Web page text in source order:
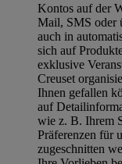
Kontos auf der
Mail, SMS oder
auch in
sich auf
exklusive
Creuset
Ihnen gefallen
auf
wie z. B. Ihrem
Präferenzen für
zugeschnitten